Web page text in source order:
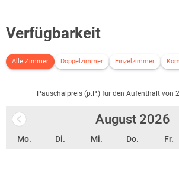
Verfügbarkeit
Alle Zimmer Doppelzimmer Einzelzimmer
Pauschalpreis (p.P.) für den Aufenthalt von
August 2026
Mo. Di. Mi. Do. Fr.